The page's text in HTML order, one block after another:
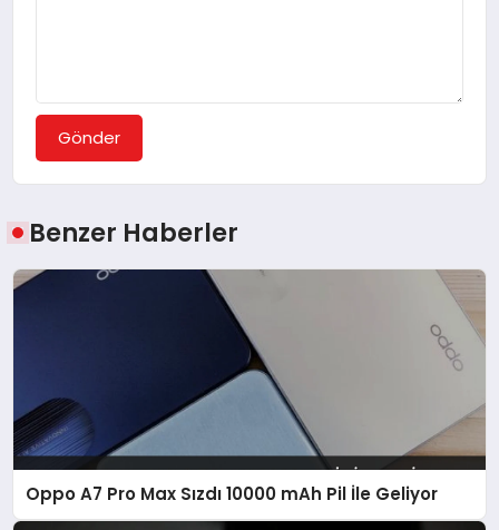
Gönder
Benzer Haberler
Oppo A7 Pro Max Sızdı 10000 mAh Pil İle Geliyor